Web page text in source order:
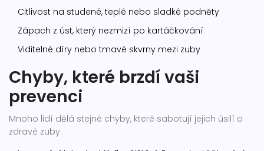
Citlivost na studené, teplé nebo sladké podněty
Zápach z úst, který nezmizí po kartáčkování
Viditelné díry nebo tmavé skvrny mezi zuby
Chyby, které brzdí vaši
prevenci
Mnoho lidí dělá stejné chyby, které sabotují jejich úsilí o
zdravé zuby.